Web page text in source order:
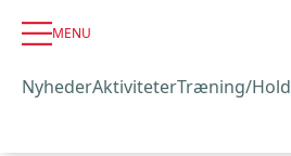
MENU
NyhederAktiviteterTræning/Hold